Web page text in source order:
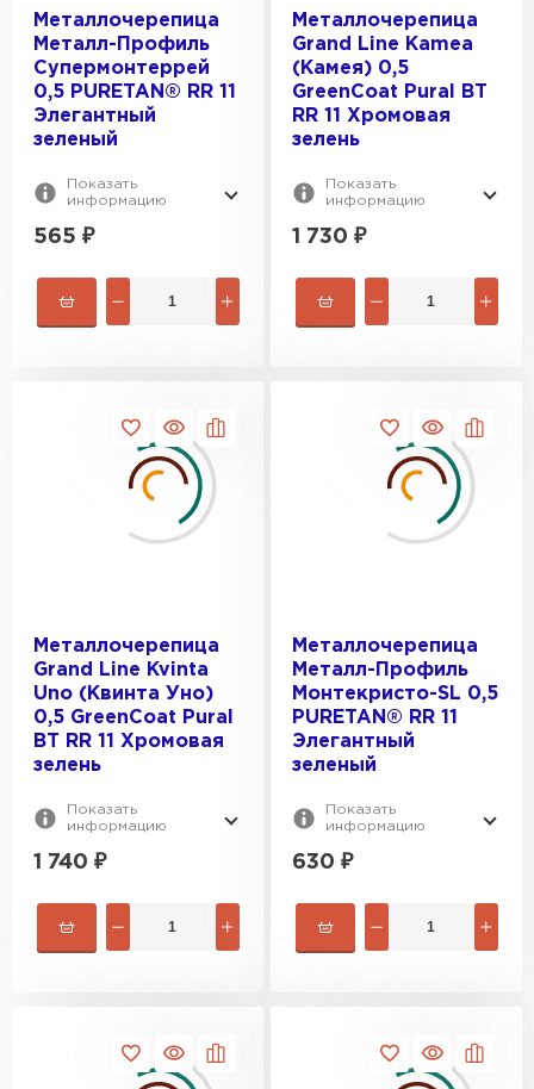
Металлочерепица
Металл-Профиль
Супермонтеррей
0,5 PURETAN® RR 11
Элегантный
зеленый
Показать
информацию
565 ₽
Металлочерепица
Grand Line Kamea
(Камея) 0,5
GreenСoat Pural BT
RR 11 Хромовая
зелень
Показать
информацию
1 730 ₽
Металлочерепица
Grand Line Kvinta
Uno (Квинта Уно)
0,5 GreenСoat Pural
BT RR 11 Хромовая
зелень
Показать
информацию
1 740 ₽
Металлочерепица
Металл-Профиль
Монтекристо-SL 0,5
PURETAN® RR 11
Элегантный
зеленый
Показать
информацию
630 ₽
ПЕРЕЙТИ